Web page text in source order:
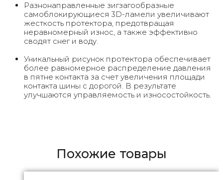
Разнонаправленные зигзагообразные
самоблокирующиеся 3D-ламели увеличивают
жесткость протектора, предотвращая
неравномерный износ, а также эффективно
сводят снег и воду.
Уникальный рисунок протектора обеспечивает
более равномерное распределение давления
в пятне контакта за счет увеличения площади
контакта шины с дорогой. В результате
улучшаются управляемость и износостойкость.
Похожие товары